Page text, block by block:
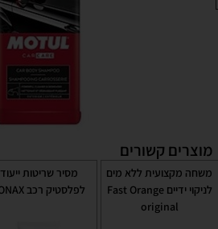
מוצרים קשורים
משחה מקצועית ללא מים
לניקוי ידיים Fast Orange
original
מסיר שריטות ייעודי
לפלסטיק רכב SONAX